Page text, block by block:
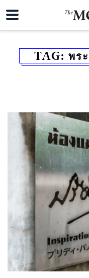
TAG: พร
ค้นหา
SHARE